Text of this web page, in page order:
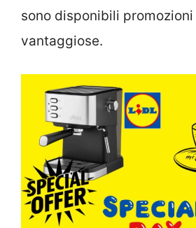
sono disponibili
vantaggiose.